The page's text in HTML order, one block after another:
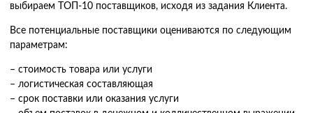
выбираем ТОП-10 поставщиков, исходя из задания Клиента.
Все потенциальные поставщики оцениваются по следующим
параметрам:
– стоимость товара или услуги
– логистическая составляющая
– срок поставки или оказания услуги